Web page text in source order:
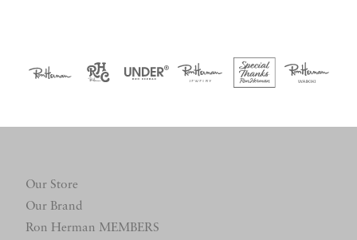
Our Store
Our Brand
Ron Herman MEMBERS